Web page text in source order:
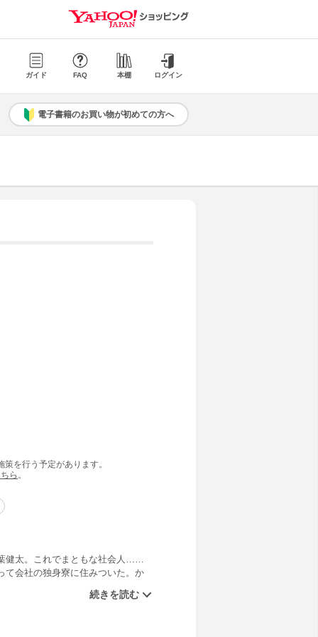
ガイド FAQ 本棚 ログイン
電子書籍のお買い物が初めての方へ
を行う予定があります。
ら 。
健太。これでまともな社会人……
て会社の独身寮に住みついた。か